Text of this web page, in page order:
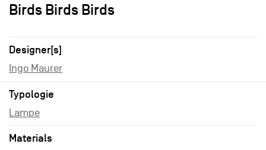
Birds Birds Birds
Designer[s]
Ingo Maurer
Typologie
Lampe
Materials